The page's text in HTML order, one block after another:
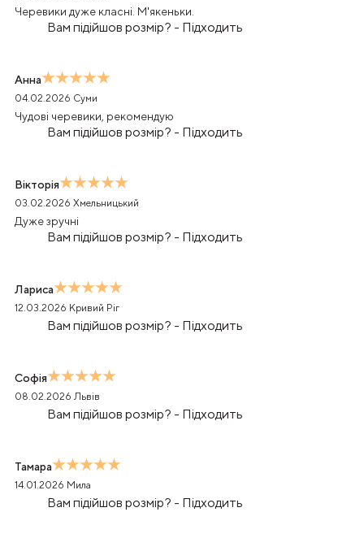
Черевики дуже класні. М'якеньки.
Вам підійшов розмір? - Підходить
Анна
04.02.2026 Суми
Чудові черевики, рекомендую
Вам підійшов розмір? - Підходить
Вікторія
03.02.2026 Хмельницький
Дуже зручні
Вам підійшов розмір? - Підходить
Лариса
12.03.2026 Кривий Ріг
Вам підійшов розмір? - Підходить
Софія
08.02.2026 Львів
Вам підійшов розмір? - Підходить
Тамара
14.01.2026 Мила
Вам підійшов розмір? - Підходить